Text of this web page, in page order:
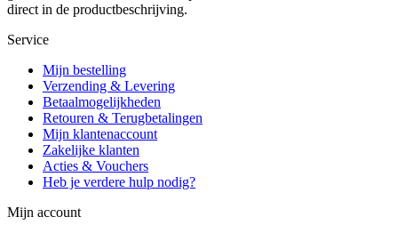
direct in de productbeschrijving.
Service
Mijn bestelling
Verzending & Levering
Betaalmogelijkheden
Retouren & Terugbetalingen
Mijn klantenaccount
Zakelijke klanten
Acties & Vouchers
Heb je verdere hulp nodig?
Mijn account